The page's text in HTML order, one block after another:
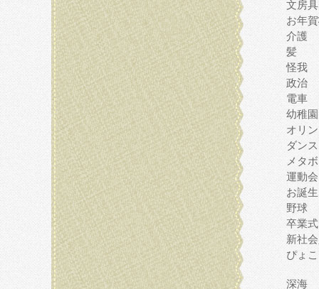
文房具
お年
介護
髪
怪我
政治
電車
幼稚園
オリ
ダンス
メタ
運動会
お誕
野球
卒業式
新社
ぴょこ
深海